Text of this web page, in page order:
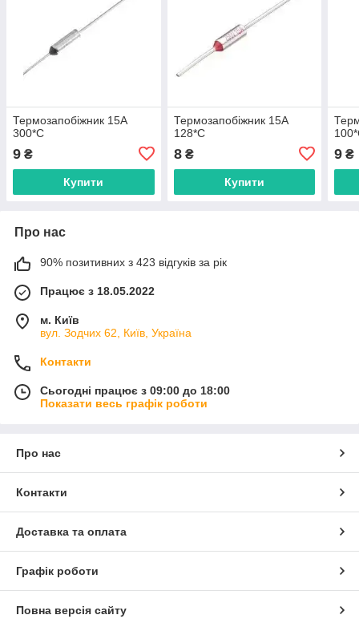
Термозапобіжник 15А
300*C
9 ₴
Купити
Термозапобіжник 15А
128*C
8₴
Купити
9 ₴
Про нас
90% позитивних з 423 відгуків за рік
Працює з 18.05.2022
м. Київ
вул. Зодчих 62, Київ, Україна
Контакти
Сьогодні працює з 09:00 до 18:00
Показати весь графік роботи
Про нас
Контакти
Доставка та оплата
Графік роботи
Повна версія сайту